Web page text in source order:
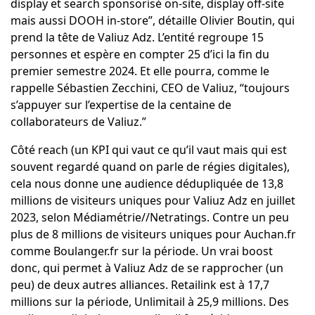
display et search sponsorisé on-site, display off-site
mais aussi DOOH in-store”, détaille Olivier Boutin, qui
prend la tête de Valiuz Adz. L’entité regroupe 15
personnes et espère en compter 25 d’ici la fin du
premier semestre 2024. Et elle pourra, comme le
rappelle Sébastien Zecchini, CEO de Valiuz, “toujours
s’appuyer sur l’expertise de la centaine de
collaborateurs de Valiuz.”
Côté reach (un KPI qui vaut ce qu’il vaut mais qui est
souvent regardé quand on parle de régies digitales),
cela nous donne une audience dédupliquée de 13,8
millions de visiteurs uniques pour Valiuz Adz en juillet
2023, selon Médiamétrie//Netratings. Contre un peu
plus de 8 millions de visiteurs uniques pour Auchan.fr
comme Boulanger.fr sur la période. Un vrai boost
donc, qui permet à Valiuz Adz de se rapprocher (un
peu) de deux autres alliances. Retailink est à 17,7
millions sur la période, Unlimitail à 25,9 millions. Des